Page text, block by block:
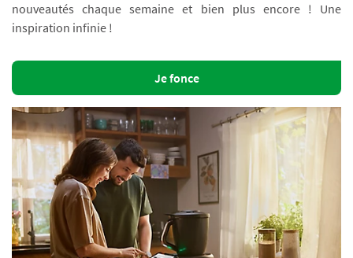
nouveautés chaque semaine et bien plus encore ! Une
inspiration infinie !
Je fonce